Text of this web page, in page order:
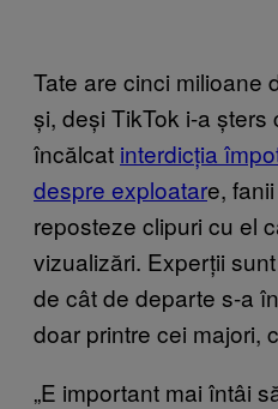
Tate are cinci milioane
și, deși TikTok i-a șters
încălcat interdicția
despre exploatare,
reposteze clipuri cu el
vizualizări. Experții
de cât de departe s-a
doar printre cei majori,
„E important mai întâi